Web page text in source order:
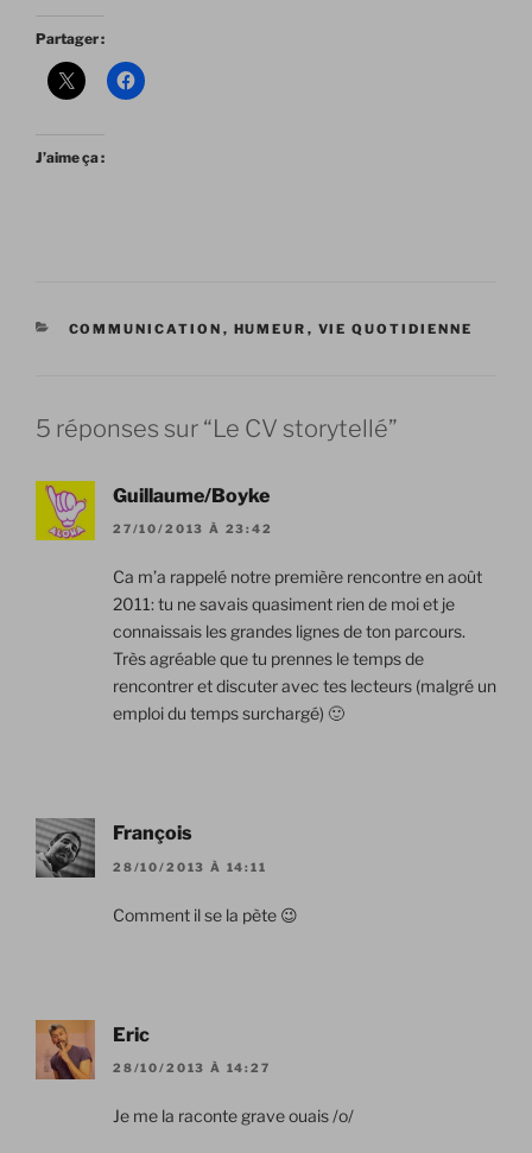
Partager :
J’aime ça :
CATÉGORIES
COMMUNICATION , HUMEUR , VIE QUOTIDIENNE
5 réponses sur “Le CV storytellé”
Guillaume/Boyke
27/10/2013 À 23:42
Ca m’a rappelé notre première rencontre en août
2011: tu ne savais quasiment rien de moi et je
connaissais les grandes lignes de ton parcours.
Très agréable que tu prennes le temps de
rencontrer et discuter avec tes lecteurs (malgré un
emploi du temps surchargé) 🙂
François
28/10/2013 À 14:11
Comment il se la pète 😉
Eric
28/10/2013 À 14:27
Je me la raconte grave ouais /o/